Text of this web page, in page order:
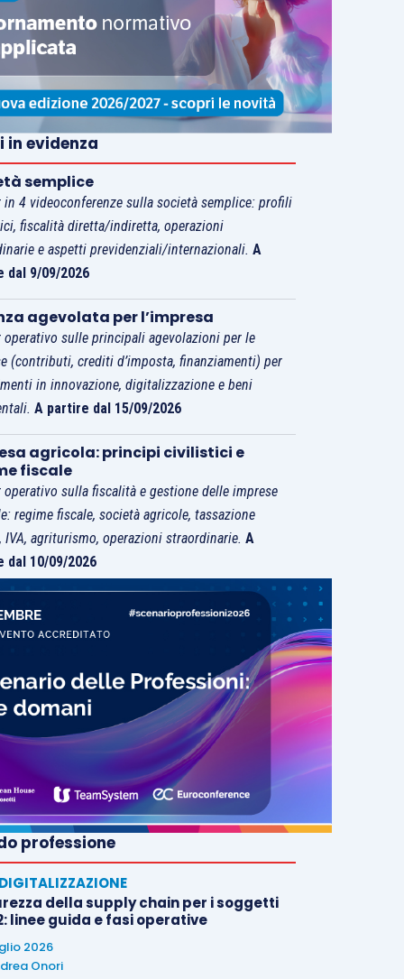
in evidenza
semplice
in 4 videoconferenze sulla società semplice: profili
fiscalità diretta/indiretta, operazioni
e aspetti previdenziali/internazionali.A
dal 9/09/2026
agevolata per l’impresa
operativo sulle principali agevolazioni per le
(contributi, crediti d’imposta, finanziamenti) per
in innovazione, digitalizzazione e beni
A partire dal 15/09/2026
agricola: principi civilistici e
fiscale
operativo sulla fiscalità e gestione delle imprese
regime fiscale, società agricole, tassazione
IVA, agriturismo, operazioni straordinarie.A
dal 10/09/2026
professione
della supply chain per i soggetti
linee guida e fasi operative
2026
Onori